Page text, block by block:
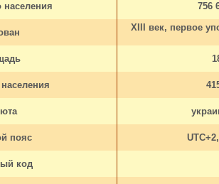
населения 756
XIII век, первое
пояс
код